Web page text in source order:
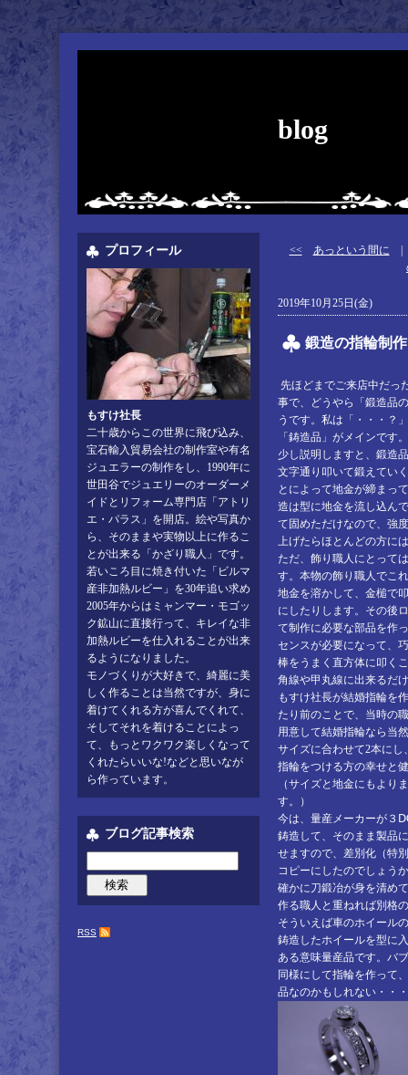
blog
<< あっという間に
2019年10月25日(金)
鍛造の指輪制
先ほどまでご来店中だっ
事で、どうやら「鍛造品
うです。私は「・・・？
「鋳造品」がメインです。
少し説明しますと、鍛造
文字通り叩いて鍛えてい
とによって地金が締まっ
造は型に地金を流し込ん
て固めただけなので、強
上げたらほとんどの方に
ただ、飾り職人にとって
す。本物の飾り職人でこ
地金を溶かして、金槌で
にしたりします。その後
て制作に必要な部品を作
センスが必要になって、
棒をうまく直方体に叩く
角線や甲丸線に出来るだ
もすけ社長が結婚指輪を
たり前のことで、当時の
用意して結婚指輪なら当
サイズに合わせて2本に
指輪をつける方の幸せと
（サイズと地金にもより
す。）
今は、量産メーカーが３
鋳造して、そのまま製品
せますので、差別化（特
コピーにしたのでしょう
確かに刀鍛冶が身を清め
作る職人と重ねれば別格
そういえば車のホイール
鋳造したホイールを型に
ある意味量産品です。バ
同様にして指輪を作って
品なのかもしれない・・
プロフィール
もすけ社長
二十歳からこの世界に飛び込み、
宝石輸入貿易会社の制作室や有名
ジュエラーの制作をし、1990年に
世田谷でジュエリーのオーダーメ
イドとリフォーム専門店「アトリ
エ・パラス」を開店。絵や写真か
ら、そのままや実物以上に作るこ
とが出来る「かざり職人」です。
若いころ目に焼き付いた「ビルマ
産非加熱ルビー」を30年追い求め
2005年からはミャンマー・モゴッ
ク鉱山に直接行って、キレイな非
加熱ルビーを仕入れることが出来
るようになりました。
モノづくりが大好きで、綺麗に美
しく作ることは当然ですが、身に
着けてくれる方が喜んでくれて、
そしてそれを着けることによっ
て、もっとワクワク楽しくなって
くれたらいいな!などと思いなが
ら作っています。
ブログ記事検索
RSS